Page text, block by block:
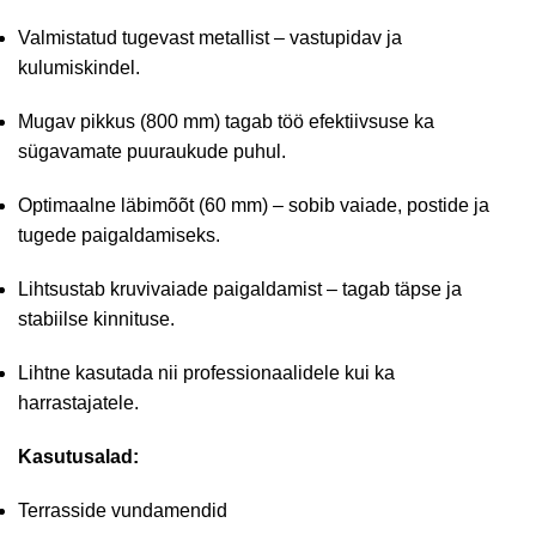
Valmistatud tugevast metallist – vastupidav ja
kulumiskindel.
Mugav pikkus (800 mm) tagab töö efektiivsuse ka
sügavamate puuraukude puhul.
Optimaalne läbimõõt (60 mm) – sobib vaiade, postide ja
tugede paigaldamiseks.
Lihtsustab kruvivaiade paigaldamist – tagab täpse ja
stabiilse kinnituse.
Lihtne kasutada nii professionaalidele kui ka
harrastajatele.
Kasutusalad:
Terrasside vundamendid